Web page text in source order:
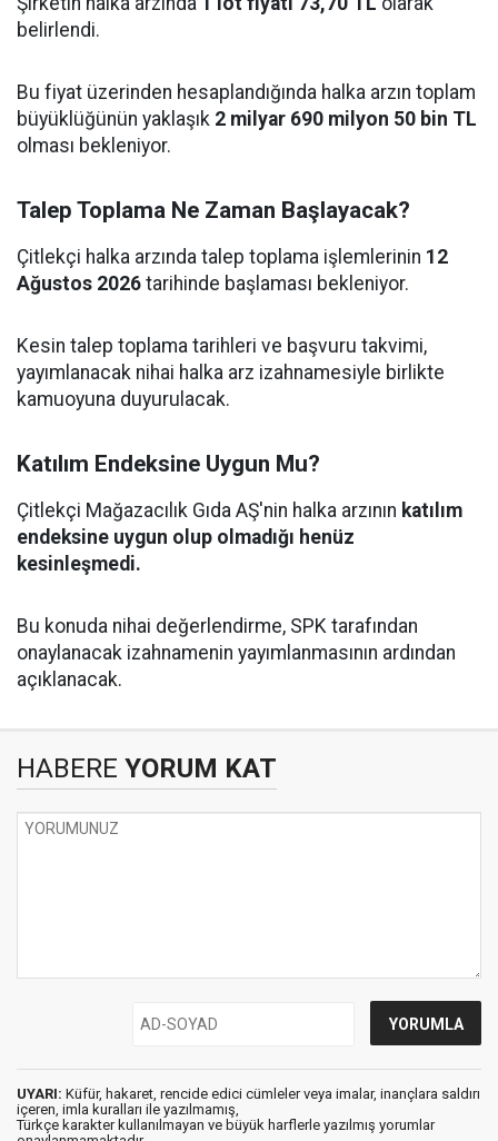
belirlendi.
Bu fiyat üzerinden hesaplandığında halka arzın toplam
büyüklüğünün yaklaşık 2 milyar 690 milyon 50 bin TL
olması bekleniyor.
Talep Toplama Ne Zaman Başlayacak?
Çitlekçi halka arzında talep toplama işlemlerinin 12
Ağustos 2026 tarihinde başlaması bekleniyor.
Kesin talep toplama tarihleri ve başvuru takvimi,
yayımlanacak nihai halka arz izahnamesiyle birlikte
kamuoyuna duyurulacak.
Katılım Endeksine Uygun Mu?
Çitlekçi Mağazacılık Gıda AŞ'nin halka arzının katılım
endeksine uygun olup olmadığı henüz
kesinleşmedi.
Bu konuda nihai değerlendirme, SPK tarafından
onaylanacak izahnamenin yayımlanmasının ardından
açıklanacak.
HABERE YORUM KAT
UYARI: Küfür, hakaret, rencide edici cümleler veya imalar, inançlara saldırı
içeren, imla kuralları ile yazılmamış,
Türkçe karakter kullanılmayan ve büyük harflerle yazılmış yorumlar